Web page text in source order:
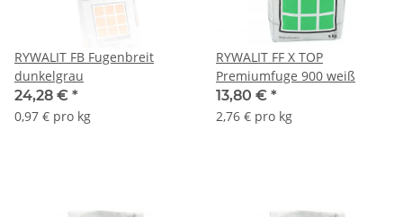
RYWALIT FB Fugenbreit
dunkelgrau
24,28 € *
0,97 € pro kg
RYWALIT FF X TOP
Premiumfuge 900 weiß
13,80 € *
2,76 € pro kg